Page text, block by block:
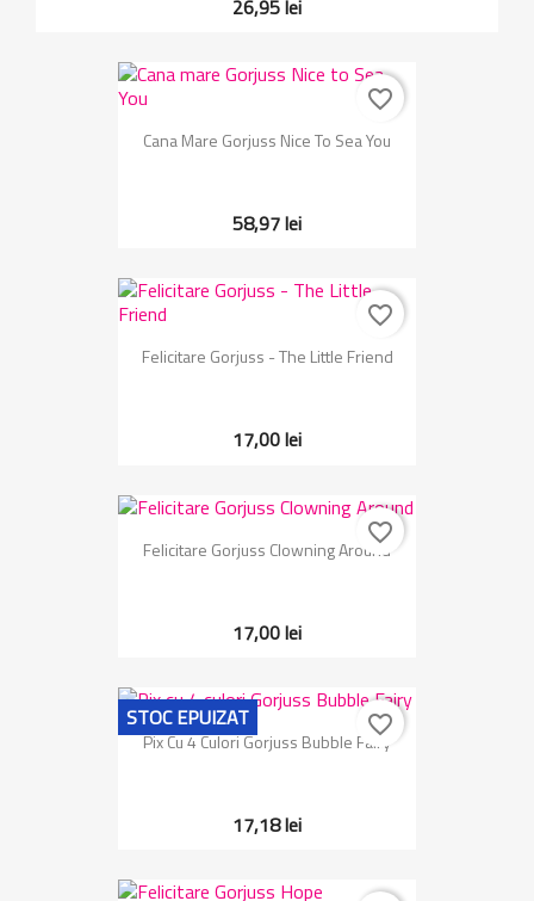
26,95 lei
Cana Mare Gorjuss Nice To Sea You
58,97 lei
favorite_border
Felicitare Gorjuss - The Little Friend
17,00 lei
favorite_border
Felicitare Gorjuss Clowning Around
17,00 lei
favorite_border
Pix Cu 4 Culori Gorjuss Bubble Fairy
17,18 lei
STOC EPUIZAT favorite_border